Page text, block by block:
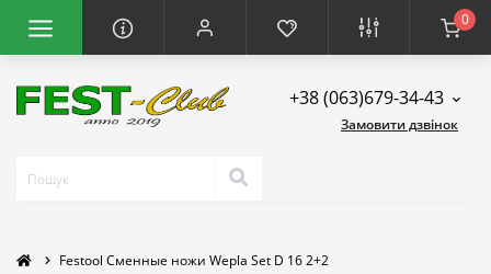
0
+38 (063)679-34-43
Замовити дзвінок
Festool Сменные ножи Wepla Set D 16 2+2